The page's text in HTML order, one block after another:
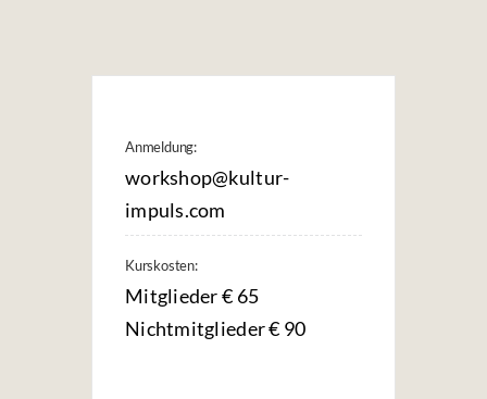
Anmeldung:
workshop@kultur-
impuls.com
Kurskosten:
Mitglieder € 65
Nichtmitglieder € 90